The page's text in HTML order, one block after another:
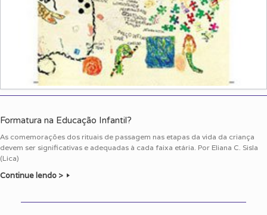
Formatura na Educação Infantil?
As comemorações dos rituais de passagem nas etapas da vida da criança
devem ser significativas e adequadas à cada faixa etária. Por Eliana C. Sisla
(Lica)
Continue lendo >